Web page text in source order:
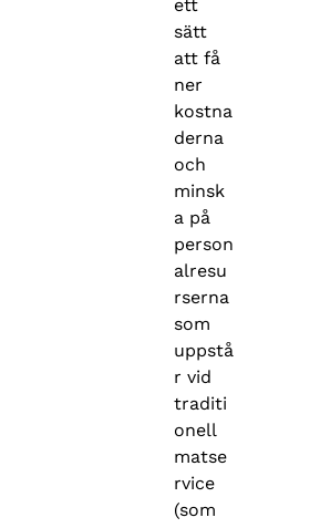
ett
sätt
att få
ner
kostna
derna
och
minsk
a på
person
alresu
rserna
som
uppstå
r vid
traditi
onell
matse
rvice
(som